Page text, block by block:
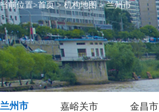
当前位置>首页>机构地图>兰州市
兰州市 嘉峪关市 金昌市